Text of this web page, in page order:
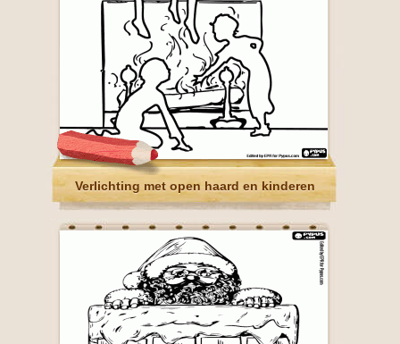
Verlichting met open haard en kinderen